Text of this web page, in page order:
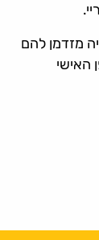
מזדמן להם
האישי